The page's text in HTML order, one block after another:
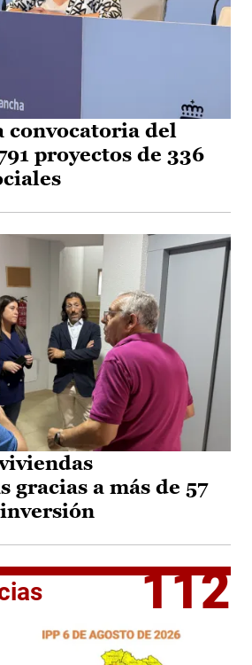
convocatoria del
proyectos de 336
gracias a más de 57
112